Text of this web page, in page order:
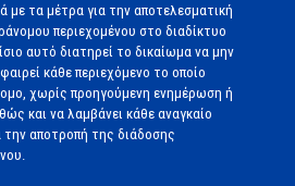
με τα μέτρα για την αποτελεσματική
περιεχομένου στο διαδίκτυο
αυτό διατηρεί το δικαίωμα να μην
κάθε περιεχόμενο το οποίο
χωρίς προηγούμενη ενημέρωση ή
και να λαμβάνει κάθε αναγκαίο
την αποτροπή της διάδοσης